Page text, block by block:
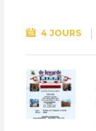
4 JOURS